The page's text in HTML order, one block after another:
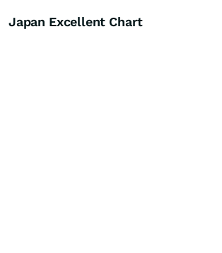
Japan Excellent Chart